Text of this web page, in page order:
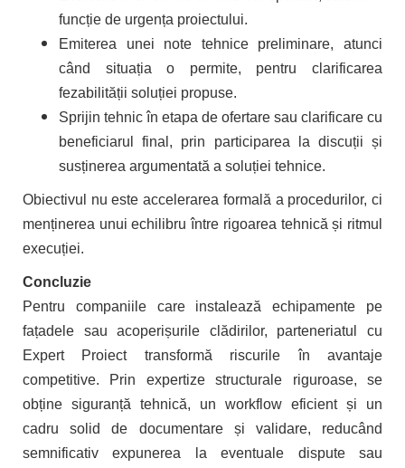
funcție de urgența proiectului.
Emiterea unei note tehnice preliminare, atunci
când situația o permite, pentru clarificarea
fezabilității soluției propuse.
Sprijin tehnic în etapa de ofertare sau clarificare cu
beneficiarul final, prin participarea la discuții și
susținerea argumentată a soluției tehnice.
Obiectivul nu este accelerarea formală a procedurilor, ci
menținerea unui echilibru între rigoarea tehnică și ritmul
execuției.
Concluzie
Pentru companiile care instalează echipamente pe
fațadele sau acoperișurile clădirilor, parteneriatul cu
Expert Proiect transformă riscurile în avantaje
competitive. Prin expertize structurale riguroase, se
obține siguranță tehnică, un workflow eficient și un
cadru solid de documentare și validare, reducând
semnificativ expunerea la eventuale dispute sau